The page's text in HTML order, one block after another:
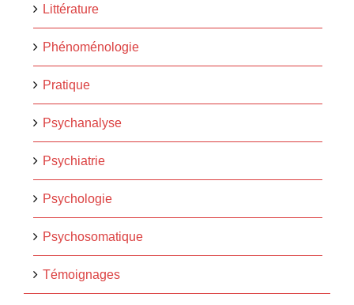
Littérature
Phénoménologie
Pratique
Psychanalyse
Psychiatrie
Psychologie
Psychosomatique
Témoignages